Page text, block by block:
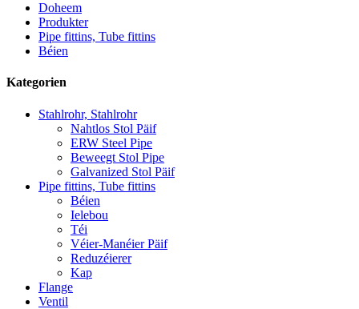
Doheem
Produkter
Pipe fittins, Tube fittins
Béien
Kategorien
Stahlrohr, Stahlrohr
Nahtlos Stol Päif
ERW Steel Pipe
Beweegt Stol Pipe
Galvanized Stol Päif
Pipe fittins, Tube fittins
Béien
Ielebou
Téi
Véier-Manéier Päif
Reduzéierer
Kap
Flange
Ventil